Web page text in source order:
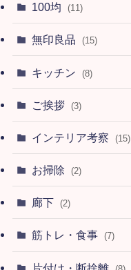
100均 (11)
無印良品 (15)
キッチン (8)
ご挨拶 (3)
インテリア考察 (15)
お掃除 (2)
廊下 (2)
筋トレ・食事 (7)